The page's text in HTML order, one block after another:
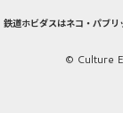
鉄道ホビダスはネコ・パブ
© Culture